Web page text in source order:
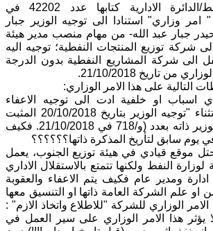
اصدرت وزارة النفط/الدائرة الادارية كتابها عدد 42202 في
بعنوان " امر وزاري" استنادا الى توجيه الوزير جبار
جبار عبد الله- من مهام منصب مدير هيئة
شركة توزيع المنتجات النفطية؛ توجيه اليه
الى شركة المشاريع النفطية بدون الدرجة
من تاريخ 21/10/2018.
التالية على هذا الامر الوزاري:
اسباب او خلفية ادت الى توجيه الاعفاء
والعقوبة والنقل باستثناء "توجيه الوزير بتاريخ 20/10/2018 المثبت
على مذكرة مكتب الوزير ذاته بعدد (و/718 في 21/10/2018. فكيف
يوم سابق لتأريخ المذكرة ذاتها؟؟؟؟؟؟
موقع قيادي في هيئة توزيع الجنوب، يعمل
النفط ولكنها تتمتع بالاستقلال الاداري
ومدير عام فكيف يتم الاعفاء والعقوبة
علم الشركة العامة ذاتها او التنسيق معها
الوزاري للشركة "للاطلاع واتخاذ الازم" :
يؤثر هذا الامر الوزاري على سير العمل في